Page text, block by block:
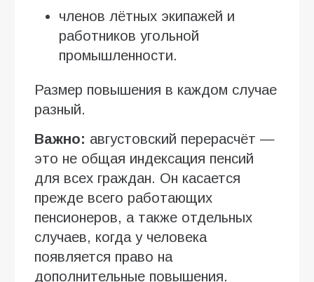
членов лётных экипажей и
работников угольной
промышленности.
Размер повышения в каждом случае
разный.
Важно: августовский перерасчёт —
это не общая индексация пенсий
для всех граждан. Он касается
прежде всего работающих
пенсионеров, а также отдельных
случаев, когда у человека
появляется право на
дополнительные повышения.